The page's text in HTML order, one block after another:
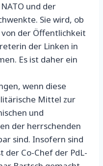
und der
Sie wird, ob
der Öffentlichkeit
der Linken in
Es ist daher ein
wenn diese
Mittel zur
und
der herrschenden
sind. Insofern sind
der Co-Chef der PdL-